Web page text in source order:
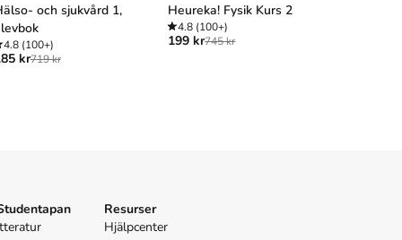
och sjukvård 1,
4.8(100+)
kr719 kr
Heureka! Fysik Kurs 2
4.8 (100+)
199 kr745 kr
Resurser
Hjälpcenter